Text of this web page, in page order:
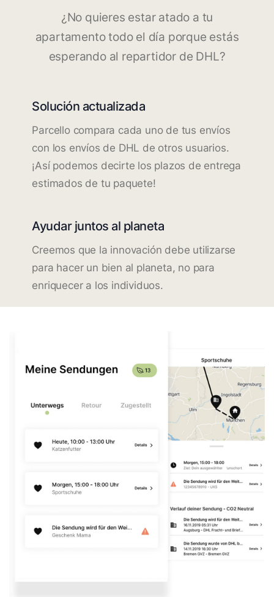
¿No quieres estar atado a tu
apartamento todo el día porque estás
esperando al repartidor de DHL?
Solución actualizada
Parcello compara cada uno de tus envíos
con los envíos de DHL de otros usuarios.
¡Así podemos decirte los plazos de entrega
estimados de tu paquete!
Ayudar juntos al planeta
Creemos que la innovación debe utilizarse
para hacer un bien al planeta, no para
enriquecer a los individuos.